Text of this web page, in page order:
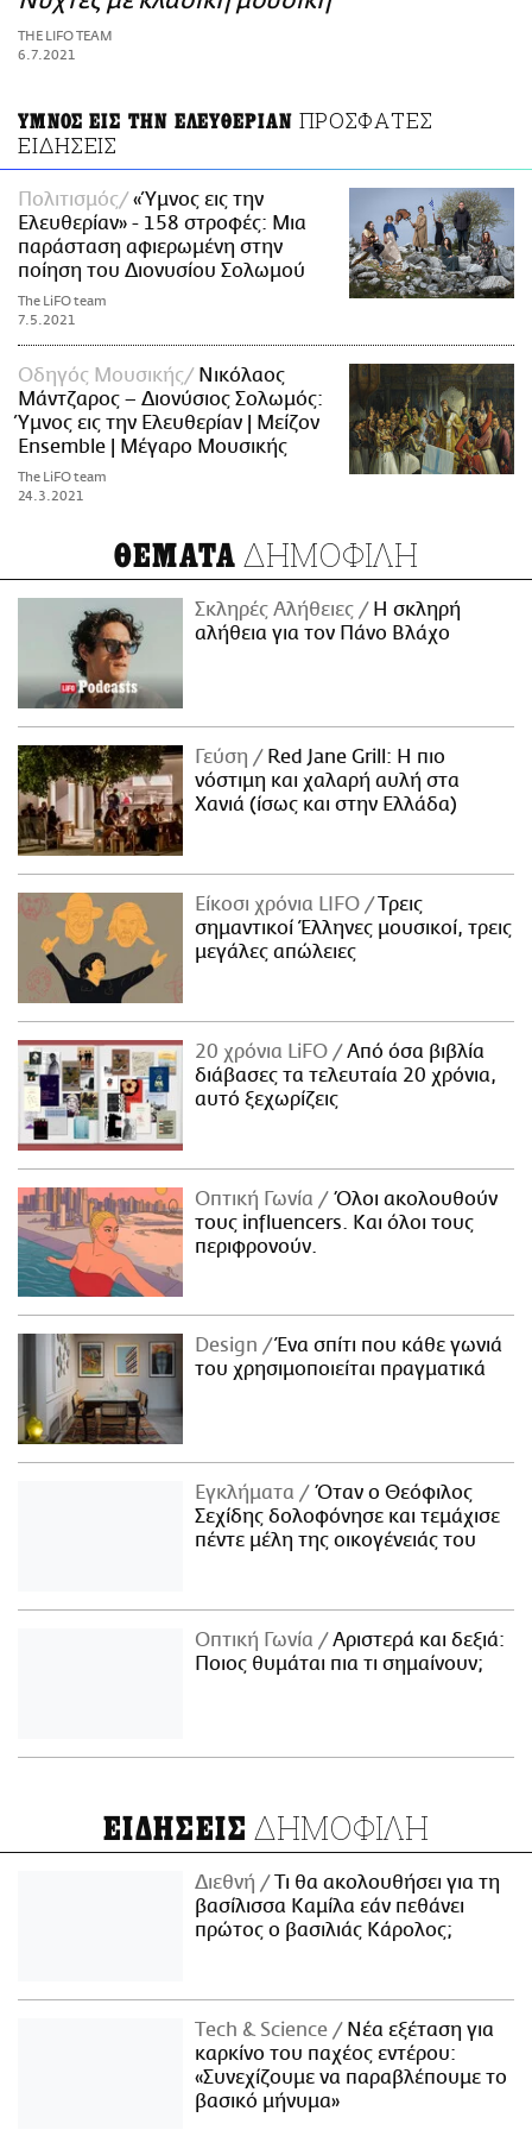
ΑΜΠΑ
PRINT
THE LIFO TEAM
6.7.2021
ΥΜΝΟΣ ΕΙΣ ΤΗΝ ΕΛΕΥΘΕΡΙΑΝ ΠΡΟΣΦΑΤΕΣ
ΕΙΔΗΣΕΙΣ
Πολιτισμός
«Ύμνος εις την
Ελευθερίαν» - 158 στροφές: Μια
παράσταση αφιερωμένη στην
ποίηση του Διονυσίου Σολωμού
The LiFO team
7.5.2021
Οδηγός Μουσικής
Νικόλαος
Μάντζαρος – Διονύσιος Σολωμός:
Ύμνος εις την Ελευθερίαν | Μείζον
Ensemble | Μέγαρο Μουσικής
The LiFO team
24.3.2021
ΘΕΜΑΤΑ ΔΗΜΟΦΙΛΗ
Σκληρές Αλήθειες
H σκληρή
αλήθεια για τον Πάνο Βλάχο
Γεύση
Red Jane Grill: Η πιο
νόστιμη και χαλαρή αυλή στα
Χανιά (ίσως και στην Ελλάδα)
Είκοσι χρόνια LIFO
Tρεις
σημαντικοί Έλληνες μουσικοί, τρεις
μεγάλες απώλειες
20 χρόνια LiFO
Από όσα βιβλία
διάβασες τα τελευταία 20 χρόνια,
αυτό ξεχωρίζεις
Οπτική Γωνία
Όλοι ακολουθούν
τους influencers. Και όλοι τους
περιφρονούν.
Design
Ένα σπίτι που κάθε γωνιά
του χρησιμοποιείται πραγματικά
Εγκλήματα
Όταν ο Θεόφιλος
Σεχίδης δολοφόνησε και τεμάχισε
πέντε μέλη της οικογένειάς του
Οπτική Γωνία
Αριστερά και δεξιά:
Ποιος θυμάται πια τι σημαίνουν;
ΕΙΔΗΣΕΙΣ ΔΗΜΟΦΙΛΗ
Διεθνή
Τι θα ακολουθήσει για τη
βασίλισσα Καμίλα εάν πεθάνει
πρώτος ο βασιλιάς Κάρολος;
Τech & Science
Νέα εξέταση για
καρκίνο του παχέος εντέρου:
«Συνεχίζουμε να παραβλέπουμε το
βασικό μήνυμα»